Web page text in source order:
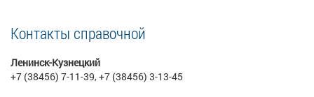
Контакты справочной
Ленинск-Кузнецкий
+7 (38456) 7-11-39, +7 (38456) 3-13-45